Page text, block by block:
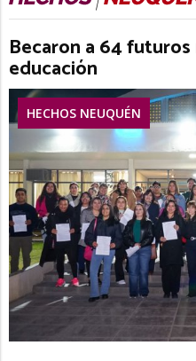
Becaron a 64
educación
HECHOS NEUQUÉN